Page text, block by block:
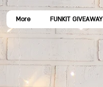
FUNKIT GIVEAWAY
More